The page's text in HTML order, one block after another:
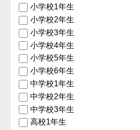
小学校1年生
小学校2年生
小学校3年生
小学校4年生
小学校5年生
小学校6年生
中学校1年生
中学校2年生
中学校3年生
高校1年生